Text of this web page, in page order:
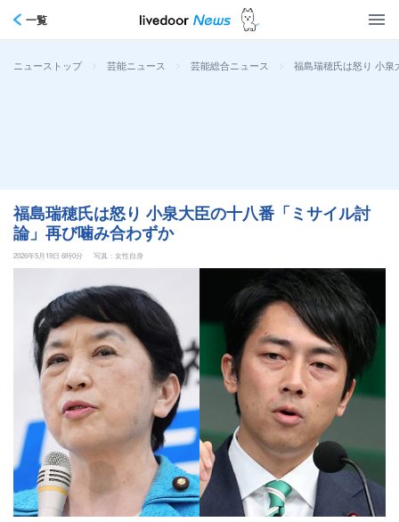
一覧
ニューストップ > 芸能ニュース > 芸能総合ニュース > 福島瑞穂氏は怒り 小泉
福島瑞穂氏は怒り 小泉大臣の十八番「ミサイル討
論」再び噛み合わずか
2026年5月19日 6時0分 写真：女性自身